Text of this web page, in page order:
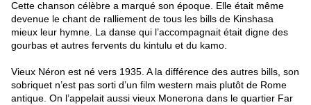
Cette chanson célèbre a marqué son époque. Elle était même
devenue le chant de ralliement de tous les bills de Kinshasa
mieux leur hymne. La danse qui l’accompagnait était digne des
gourbas et autres fervents du kintulu et du kamo.
Vieux Néron est né vers 1935. A la différence des autres bills, son
sobriquet n’est pas sorti d’un film western mais plutôt de Rome
antique. On l’appelait aussi vieux Monerona dans le quartier Far